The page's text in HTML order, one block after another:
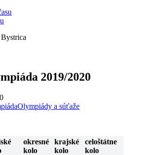
2019/2020
Olympiády a súťaže
okresné
kolo
krajské
kolo
celoštátne
kolo